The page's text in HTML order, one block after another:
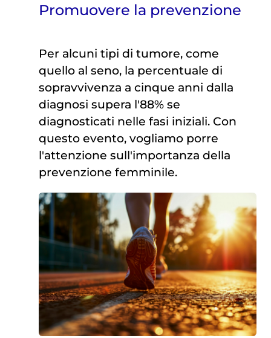
Promuovere la prevenzione
Per alcuni tipi di tumore, come
quello al seno, la percentuale di
sopravvivenza a cinque anni dalla
diagnosi supera l'88% se
diagnosticati nelle fasi iniziali. Con
questo evento, vogliamo porre
l'attenzione sull'importanza della
prevenzione femminile.